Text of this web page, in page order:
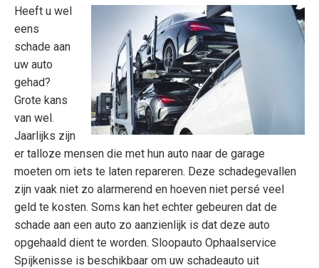
Heeft u wel
eens
schade aan
uw auto
gehad?
Grote kans
van wel.
Jaarlijks zijn
er talloze mensen die met hun auto naar de garage
moeten om iets te laten repareren. Deze schadegevallen
zijn vaak niet zo alarmerend en hoeven niet persé veel
geld te kosten. Soms kan het echter gebeuren dat de
schade aan een auto zo aanzienlijk is dat deze auto
opgehaald dient te worden. Sloopauto Ophaalservice
Spijkenisse is beschikbaar om uw schadeauto uit